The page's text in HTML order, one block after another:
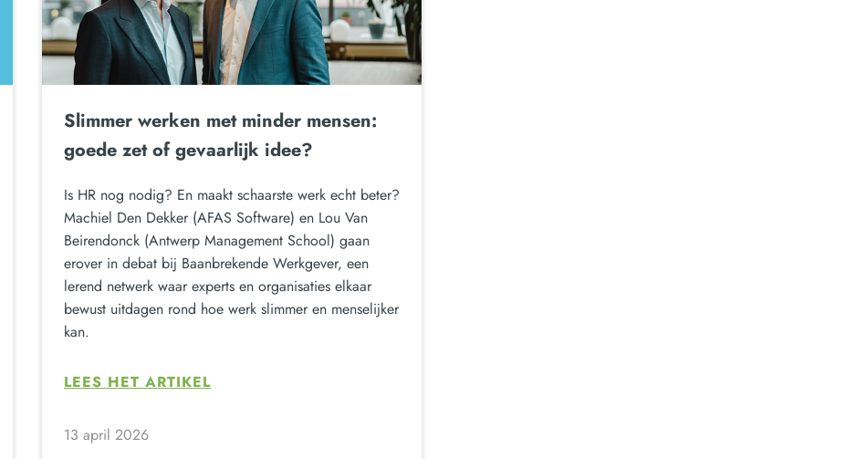
Slimmer werken met minder mensen:
goede zet of gevaarlijk idee?
Is HR nog nodig? En maakt schaarste werk echt beter?
Machiel Den Dekker (AFAS Software) en Lou Van
Beirendonck (Antwerp Management School) gaan
erover in debat bij Baanbrekende Werkgever, een
lerend netwerk waar experts en organisaties elkaar
bewust uitdagen rond hoe werk slimmer en menselijker
kan.
LEES HET ARTIKEL
13 april 2026